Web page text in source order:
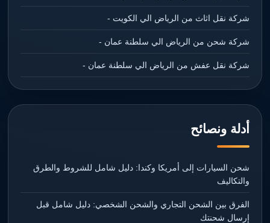
شركة نقل اثاث من الرياض الي الكويت -
شركة شحن من الرياض الي سلطنة عمان -
شركة نقل عفش من الرياض الي سلطنة عمان -
أدلة ونصائح
شحن السيارات إلى أمريكا وكندا: دليل شامل للشروط والطرق
والتكاليف
الفرق بين الشحن التجاري والشحن الشخصي: دليل شامل قبل
إرسال شحنتك